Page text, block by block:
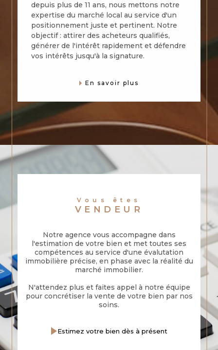
depuis plus de 11 ans, nous mettons notre
expertise du marché local au service d'un
positionnement juste et pertinent. Notre
objectif : attirer des acheteurs qualifiés,
générer de l'intérêt rapidement et défendre
vos intérêts jusqu'à la signature.
En savoir plus
Vous êtes
VENDEUR
Notre agence vous accompagne dans
l'estimation de votre bien et met toutes ses
compétences au service d'une évalutation
immobilière précise, en phase avec la réalité du
marché immobilier.
N'attendez plus et faites appel à notre équipe
pour concrétiser la vente de votre bien par nos
soins.
Estimez votre bien dès à présent